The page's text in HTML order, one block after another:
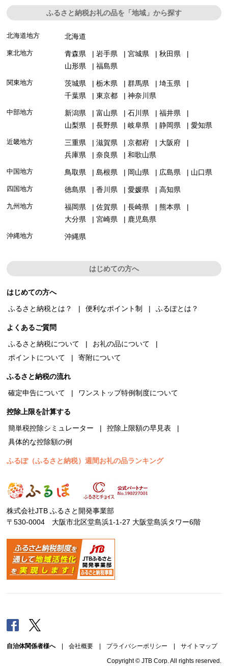
ふるさと納税お礼の品を「地域」から探す
北海道地方 北海道
東北地方 青森県 岩手県 宮城県
秋田県
山形県
福島県
関東地方 茨城県 栃木県 群馬県
埼玉県
千葉県
東京都 神奈川県
中部地方 新潟県 富山県 石川県
福井県
山梨県
長野県 岐阜県 静岡県 愛知県
近畿地方 三重県 滋賀県 京都府
大阪府
兵庫県
奈良県 和歌山県
中国地方 鳥取県 島根県 岡山県 広島県 山口県
四国地方 徳島県 香川県 愛媛県 高知県
九州地方 福岡県 佐賀県 長崎県
熊本県
大分県
宮崎県 鹿児島県
沖縄地方 沖縄県
はじめての方へ
はじめての方へ
ふるさと納税とは？
便利なポイント制 ふるぽとは？
よくあるご質問
ふるさと納税について
お礼の品について
ポイントについて
寄附について
ふるさと納税の流れ
確定申告について
ワンストップ特例制度について
控除上限を計算する
簡単税控除シミュレーター
控除上限額の早見表
具体的な控除額の例
ふるぽ（ふるさと納税）週間お礼の品ランキング
株式会社JTB ふるさと開発事業部
〒530-0004 大阪市北区堂島浜1-1-27 大阪堂島浜タワー6階
Facebook
自治体関係者様へ| 会社概要 | プライバシーポリシー | サイトマップ
Copyright © JTB Corp. All rights reserved.